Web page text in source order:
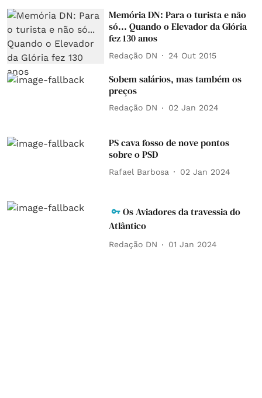
Memória DN: Para o turista e não
só... Quando o Elevador da Glória
fez 130 anos
Redação DN 24 Out 2015
Sobem salários, mas também os
preços
Redação DN 02 Jan 2024
PS cava fosso de nove pontos
sobre o PSD
Rafael Barbosa 02 Jan 2024
Os Aviadores da travessia do
Atlântico
Redação DN 01 Jan 2024